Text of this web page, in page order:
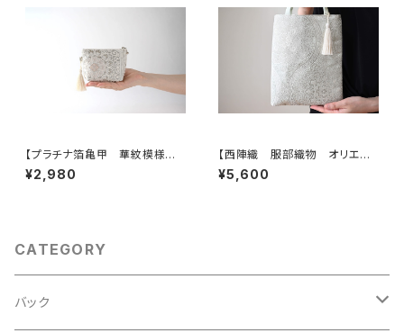
【プラチナ箔亀甲 華紋模様
シルク帯リメイク ミニポーチ】
カードケース、ポーチ小さめ、ジ
¥2,980
【西陣織 服部織物 オリエン
ト更紗 華紋様 薄グリーン・シ
ルバー シルク帯リメイク ミニ
¥5,600
CATEGORY
バック